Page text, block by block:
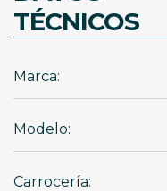
TÉCNICOS
Marca:
Modelo:
Carrocería: